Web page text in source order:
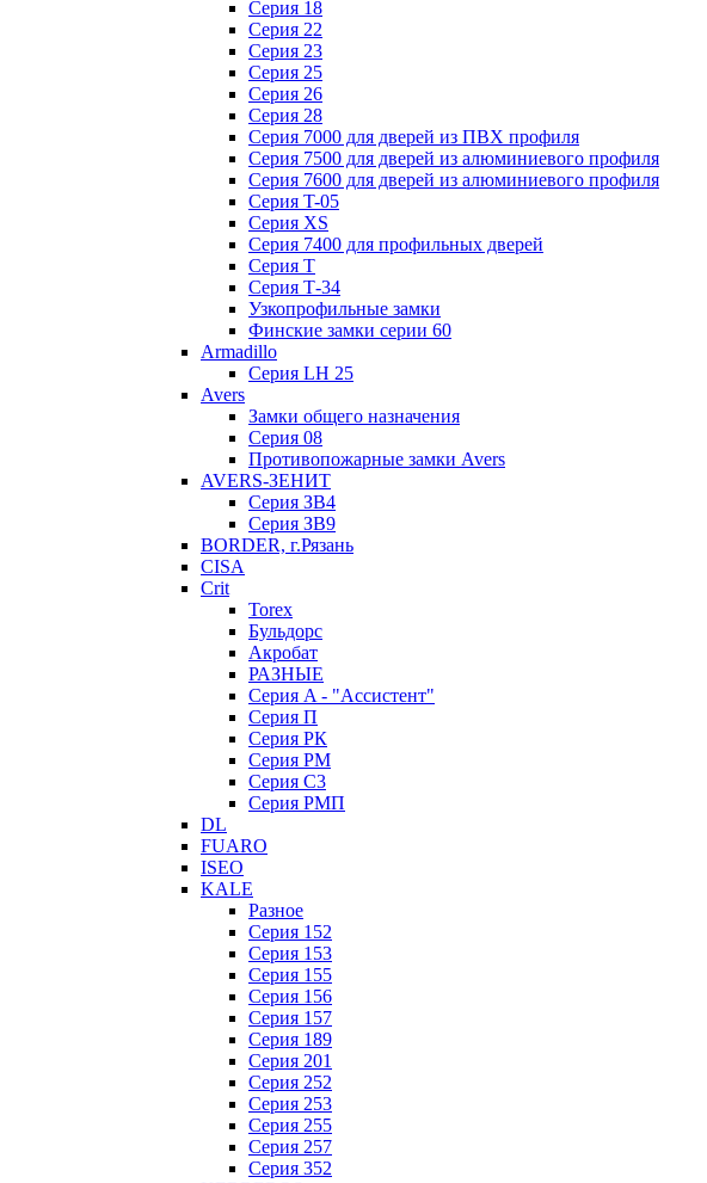
Серия 18
Серия 22
Серия 23
Серия 25
Серия 26
Серия 28
Серия 7000 для дверей из ПВХ профиля
Серия 7500 для дверей из алюминиевого профиля
Серия 7600 для дверей из алюминиевого профиля
Серия T-05
Серия XS
Серия 7400 для профильных дверей
Серия Т
Серия Т-34
Узкопрофильные замки
Финские замки серии 60
Armadillo
Серия LH 25
Avers
Замки общего назначения
Серия 08
Противопожарные замки Avers
AVERS-ЗЕНИТ
Серия ЗВ4
Серия ЗВ9
BORDER, г.Рязань
CISA
Crit
Torex
Бульдорс
Акробат
РАЗНЫЕ
Серия A - "Ассистент"
Серия П
Серия РК
Серия РМ
Серия С3
Серия РМП
DL
FUARO
ISEO
KALE
Разное
Серия 152
Серия 153
Серия 155
Серия 156
Серия 157
Серия 189
Серия 201
Серия 252
Серия 253
Серия 255
Серия 257
Серия 352